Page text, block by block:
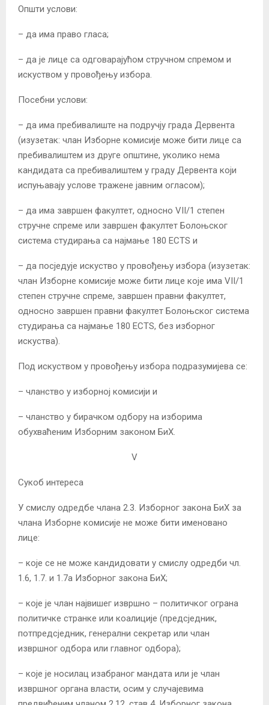
Општи услови:
– да има право гласа;
– да је лице са одговарајућом стручном спремом и
искуством у провођењу избора.
Посебни услови:
– да има пребивалиште на подручју града Дервента
(изузетак: члан Изборне комисије може бити лице са
пребивалиштем из друге општине, уколико нема
кандидата са пребивалиштем у граду Дервента који
испуњавају услове тражене јавним огласом);
– да има завршен факултет, односно VII/1 степен
стручне спреме или завршен факултет Болоњског
система студирања са најмање 180 ECTS и
– да посједује искуство у провођењу избора (изузетак:
члан Изборне комисије може бити лице које има VII/1
степен стручне спреме, завршен правни факултет,
односно завршен правни факултет Болоњског система
студирања са најмање 180 ECTS, без изборног
искуства).
Под искуством у провођењу избора подразумијева се:
– чланство у изборној комисији и
– чланство у бирачком одбору на изборима
обухваћеним Изборним законом БиХ.
V
Сукоб интереса
У смислу одредбе члана 2.3. Изборног закона БиХ за
члана Изборне комисије не може бити именовано
лице:
– које се не може кандидовати у смислу одредби чл.
1.6, 1.7. и 1.7а Изборног закона БиХ;
– које је члан највишег извршно – политичког ограна
политичке странке или коалиције (предсједник,
потпредсједник, генерални секретар или члан
извршног одбора или главног одбора);
– које је носилац изабраног мандата или је члан
извршног органа власти, осим у случајевима